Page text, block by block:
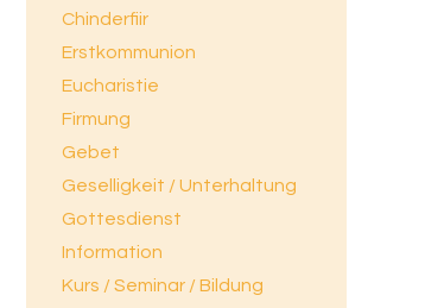
Chinderfiir
Erstkommunion
Eucharistie
Firmung
Gebet
Geselligkeit / Unterhaltung
Gottesdienst
Information
Kurs / Seminar / Bildung